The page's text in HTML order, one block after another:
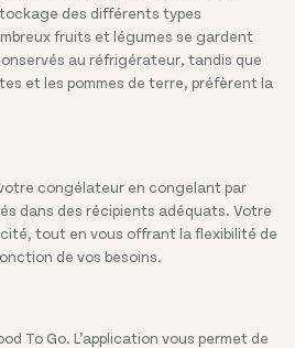
des différents types
fruits et légumes se gardent
au réfrigérateur, tandis que
et les pommes de terre, préfèrent la
congélateur en congelant par
dans des récipients adéquats. Votre
tout en vous offrant la flexibilité de
de vos besoins.
To Go. L’application vous permet de